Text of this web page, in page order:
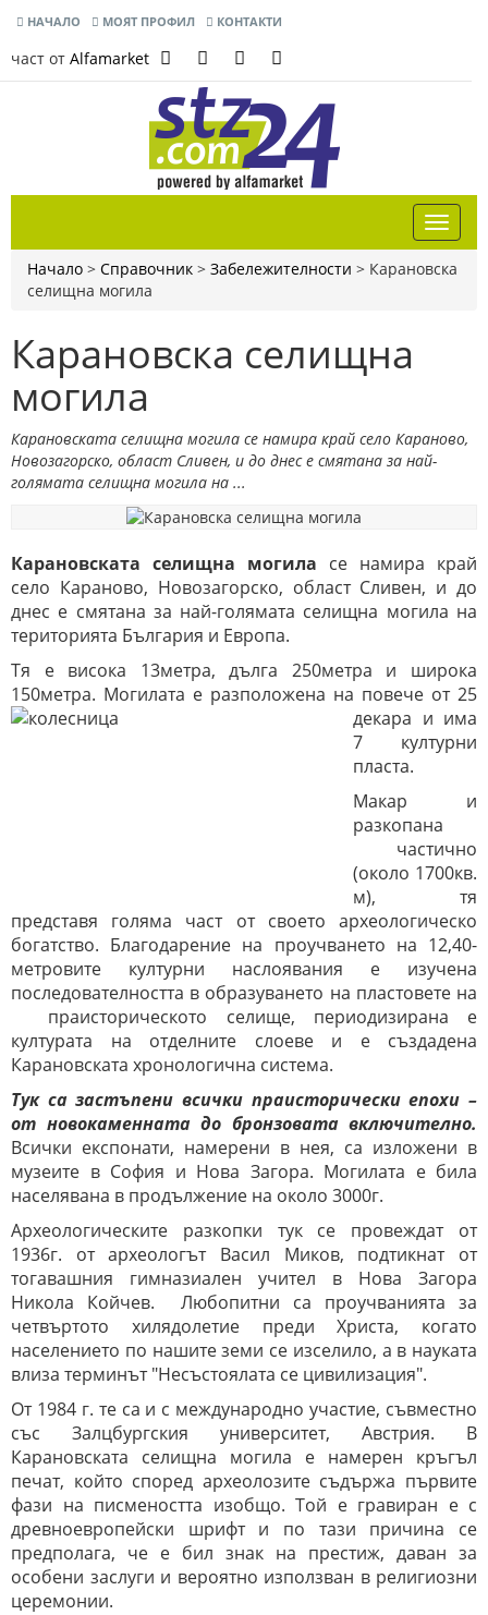
НАЧАЛО МОЯТ ПРОФИЛ КОНТАКТИ
част от Alfamarket
Начало > Справочник > Забележителности > Карановска
селищна могила
Карановска селищна
могила
Карановската селищна могила се намира край село Караново,
Новозагорско, област Сливен, и до днес е смятана за най-
голямата селищна могила на ...
Карановската селищна могила се намира край
село Караново, Новозагорско, област Сливен, и до
днес е смятана за най-голямата селищна могила на
територията България и Европа.
Тя е висока 13метра, дълга 250метра и широка
150метра. Могилата е разположена на повече от 25
декара и има
7 културни
пласта.
Макар и
разкопана
частично
(около 1700кв.
м), тя
представя голяма част от своето археологическо
богатство. Благодарение на проучването на 12,40-
метровите културни наслоявания е изучена
последователността в образуването на пластовете на
праисторическото селище, периодизирана е
културата на отделните слоеве и e създадена
Карановската хронологична система.
Тук са застъпени всички праисторически епохи –
от новокаменната до бронзовата включително.
Всички експонати, намерени в нея, са изложени в
музеите в София и Нова Загора. Могилата е била
населявана в продължение на около 3000г.
Археологическите разкопки тук се провеждат от
1936г. от археологът Васил Миков, подтикнат от
тогавашния гимназиален учител в Нова Загора
Никола Койчев. Любопитни са проучванията за
четвъртото хилядолетие преди Христа, когато
населението по нашите земи се изселило, а в науката
влиза терминът "Несъстоялата се цивилизация".
От 1984 г. те са и с международно участие, съвместно
със Залцбургския университет, Австрия. В
Карановската селищна могила е намерен кръгъл
печат, който според археолозите съдържа първите
фази на писмеността изобщо. Той е гравиран е с
древноевропейски шрифт и по тази причина се
предполага, че е бил знак на престиж, даван за
особени заслуги и вероятно използван в религиозни
церемонии.